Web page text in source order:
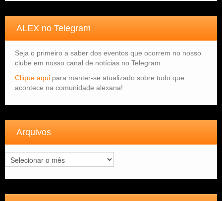
ALEX no Telegram
Seja o primeiro a saber dos eventos que ocorrem no nosso
clube em nosso canal de notícias no Telegram.
Clique aqui para manter-se atualizado sobre tudo que
acontece na comunidade alexana!
Arquivos
Arquivos